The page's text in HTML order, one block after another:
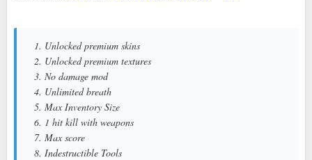
1. Unlocked premium skins
2. Unlocked premium textures
3. No damage mod
4. Unlimited breath
5. Max Inventory Size
6. 1 hit kill with weapons
7. Max score
8. Indestructible Tools